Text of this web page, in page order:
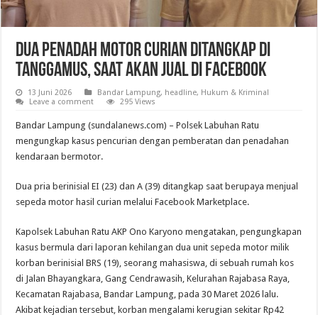
Dua Penadah Motor Curian Ditangkap di
Tanggamus, Saat Akan Jual di Facebook
13 Juni 2026 Bandar Lampung, headline, Hukum & Kriminal
Leave a comment
295 Views
Bandar Lampung (sundalanews.com) – Polsek Labuhan Ratu
mengungkap kasus pencurian dengan pemberatan dan penadahan
kendaraan bermotor.
Dua pria berinisial EI (23) dan A (39) ditangkap saat berupaya menjual
sepeda motor hasil curian melalui Facebook Marketplace.
Kapolsek Labuhan Ratu AKP Ono Karyono mengatakan, pengungkapan
kasus bermula dari laporan kehilangan dua unit sepeda motor milik
korban berinisial BRS (19), seorang mahasiswa, di sebuah rumah kos
di Jalan Bhayangkara, Gang Cendrawasih, Kelurahan Rajabasa Raya,
Kecamatan Rajabasa, Bandar Lampung, pada 30 Maret 2026 lalu.
Akibat kejadian tersebut, korban mengalami kerugian sekitar Rp42